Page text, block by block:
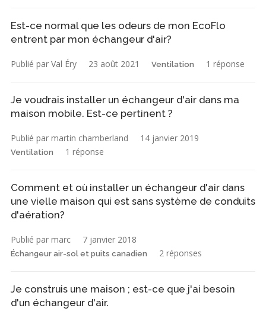
Est-ce normal que les odeurs de mon EcoFlo
entrent par mon échangeur d'air?
Publié par Val Éry 23 août 2021 Ventilation 1 réponse
Je voudrais installer un échangeur d'air dans ma
maison mobile. Est-ce pertinent ?
Publié par martin chamberland 14 janvier 2019
Ventilation 1 réponse
Comment et où installer un échangeur d'air dans
une vielle maison qui est sans système de conduits
d'aération?
Publié par marc 7 janvier 2018
Échangeur air-sol et puits canadien 2 réponses
Je construis une maison ; est-ce que j'ai besoin
d'un échangeur d'air.